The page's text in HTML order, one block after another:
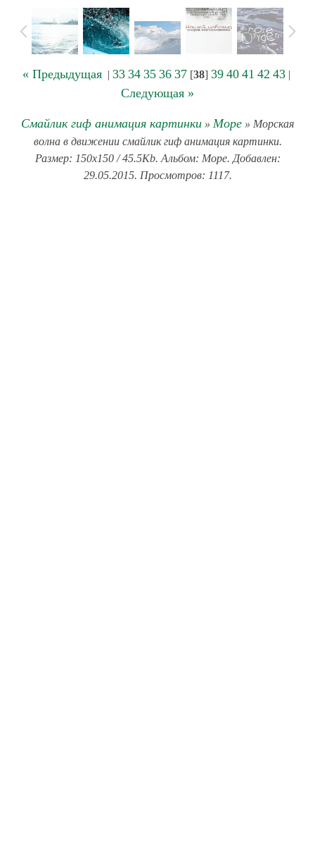
« Предыдущая| 33 34 35 36 37[38] 39 40 41 42 43|
Следующая »
Смайлик гиф анимация картинки » Море » Морская
волна в движении смайлик гиф анимация картинки.
Размер: 150x150 / 45.5Kb. Альбом: Море. Добавлен:
29.05.2015. Просмотров: 1117.